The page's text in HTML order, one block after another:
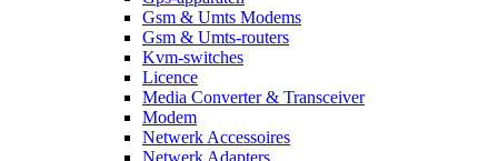
Gsm & Umts Modems
Gsm & Umts-routers
Kvm-switches
Licence
Media Converter & Transceiver
Modem
Netwerk Accessoires
Netwerk Adapters